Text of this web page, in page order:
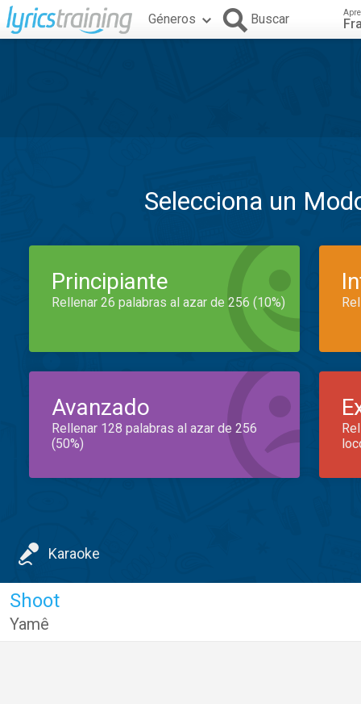
Géneros Buscar
Selecciona un
Principiante
Rellenar 26 palabras al azar de 256 (10%)
Avanzado
Rellenar 128 palabras al azar de 256
(50%)
Karaoke
Shoot
Yamê